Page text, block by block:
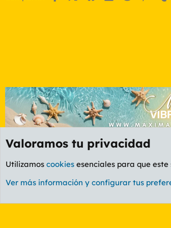
Foro Informática y Videojuegos
Valoramos tu privacidad
Utilizamos cookies esenciales para que
Ver más información y configurar tus